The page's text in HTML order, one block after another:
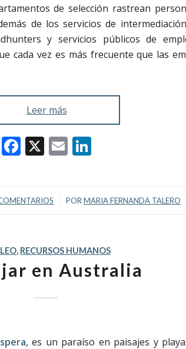
de selección rastrean
de los servicios de
y servicios públicos de
cada vez es más frecuente que las
Leer más
Facebook
X Email
/ PORMARIA FERNANDA TALERO
, RECURSOS HUMANOS
en Australia
, es un paraíso en paisajes y